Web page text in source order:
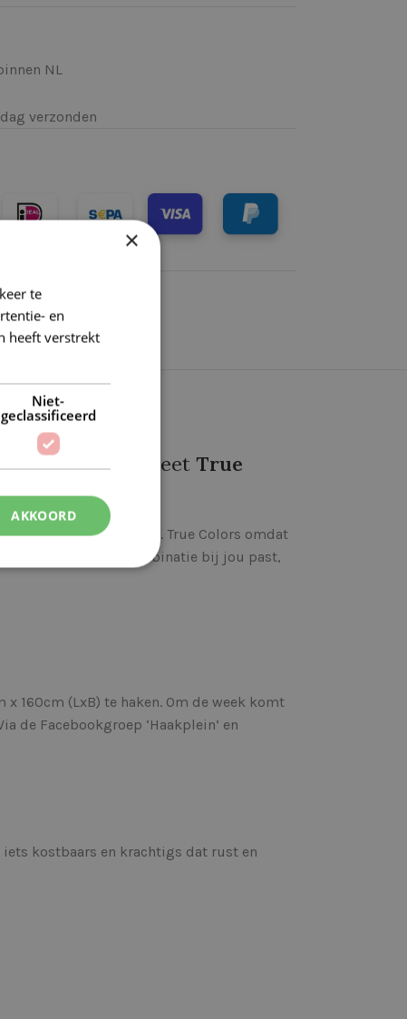
NL
verzonden
van Haakplein heet True
verschillende emoties. True Colors omdat
Kies welke combinatie bij jou past,
160cm (LxB) te haken. Om de week komt
de Facebookgroep ‘Haakplein’ en
iets kostbaars en krachtigs dat rust en
×
te
en
heeft verstrekt
Niet-
geclassificeerd
AKKOORD